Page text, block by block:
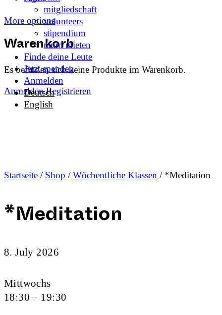
More options
Warenkorb
Es befinden sich keine Produkte im Warenkorb.
Anmelden Registrieren
mitgliedschaft
volunteers
stipendium
raum mieten
Finde deine Leute
Jetzt spenden
Anmelden
Deutsch
English
Startseite / Shop /Wöchentliche Klassen/ *Meditation
*Meditation
8. July 2026
Mittwochs
18:30 – 19:30